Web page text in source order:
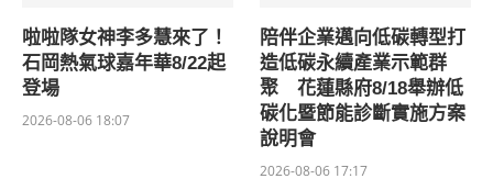
啦啦隊女神李多慧來了！
石岡熱氣球嘉年華8/22起
登場
2026-08-06 18:07
陪伴企業邁向低碳轉型打
造低碳永續產業示範群
聚 花蓮縣府8/18舉辦低
碳化暨節能診斷實施方案
說明會
2026-08-06 17:17